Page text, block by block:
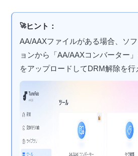
ヒント：
AA/AAXファイルがある場合、ソ
ョンから「AA/AAXコンバーター
をアップロードしてDRM解除を行